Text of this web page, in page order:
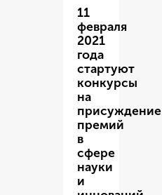
11
февраля
2021
года
стартуют
конкурсы
на
присуждение
премий
в
сфере
науки
и